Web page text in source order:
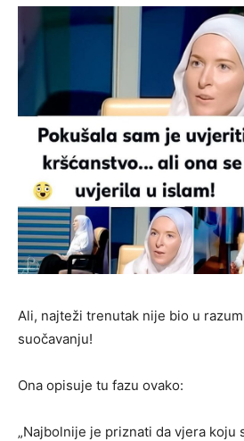
Ali, najteži trenutak nije bio u
suočavanju!
Ona opisuje tu fazu ovako:
„Najbolnije je priznati da vjera koju